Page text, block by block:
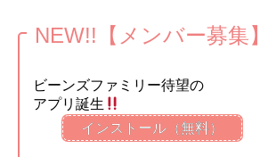
NEW!!【メンバー募集】
ビーンズファミリー待望の
アプリ誕生
インストール（無料）